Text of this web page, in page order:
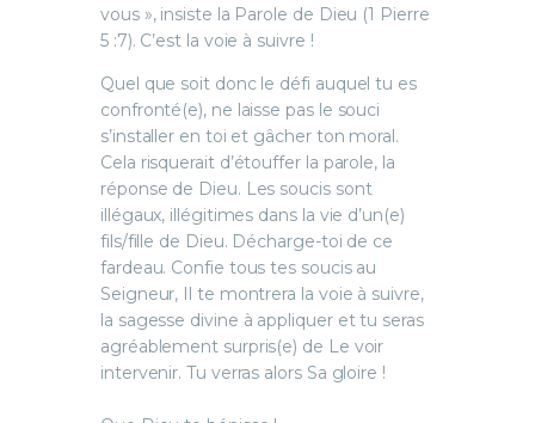
vous », insiste la Parole de Dieu (1 Pierre
5 :7). C’est la voie à suivre !
Quel que soit donc le défi auquel tu es
confronté(e), ne laisse pas le souci
s’installer en toi et gâcher ton moral.
Cela risquerait d’étouffer la parole, la
réponse de Dieu. Les soucis sont
illégaux, illégitimes dans la vie d’un(e)
fils/fille de Dieu. Décharge-toi de ce
fardeau. Confie tous tes soucis au
Seigneur, Il te montrera la voie à suivre,
la sagesse divine à appliquer et tu seras
agréablement surpris(e) de Le voir
intervenir. Tu verras alors Sa gloire !